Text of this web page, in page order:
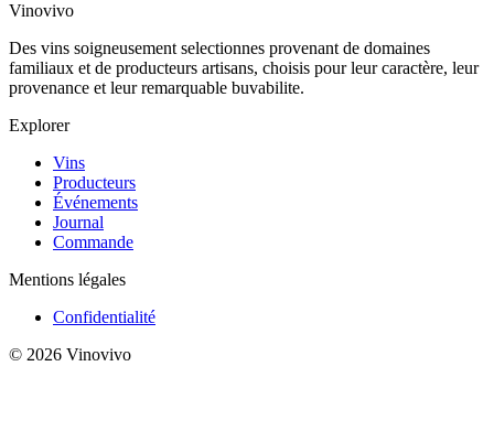
Vinovivo
Des vins soigneusement selectionnes provenant de domaines
familiaux et de producteurs artisans, choisis pour leur caractère, leur
provenance et leur remarquable buvabilite.
Explorer
Vins
Producteurs
Événements
Journal
Commande
Mentions légales
Confidentialité
© 2026 Vinovivo